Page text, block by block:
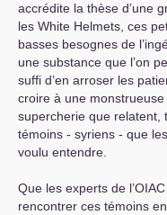
accrédite la thèse d’une
les White Helmets, ces
basses besognes de
une substance que l’on
suffi d’en arroser les
croire à une monstrueuse
supercherie que relatent,
témoins - syriens - que
voulu entendre.
Que les experts de l’OIAC
rencontrer ces témoins